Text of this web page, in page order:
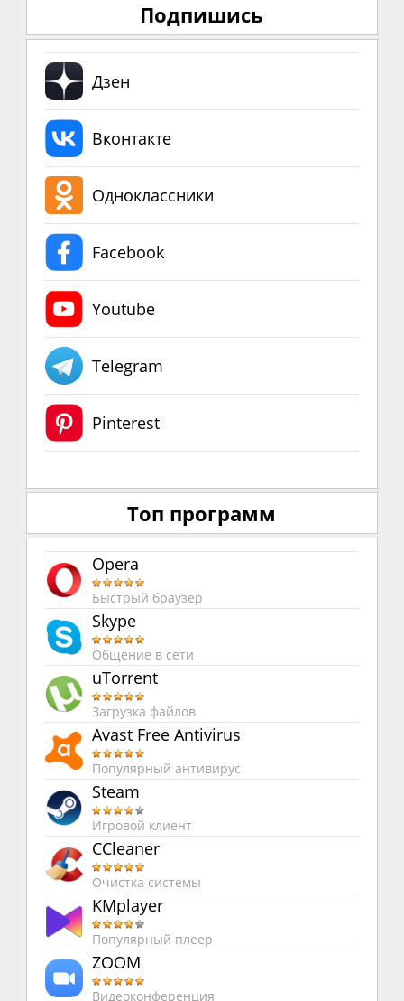
Подпишись
Дзен
Вконтакте
Одноклассники
Facebook
Youtube
Telegram
Pinterest
Топ программ
Opera
Быстрый браузер
Skype
Общение в сети
uTorrent
Загрузка файлов
Avast Free Antivirus
Популярный антивирус
Steam
Игровой клиент
CCleaner
Очистка системы
KMplayer
Популярный плеер
ZOOM
Видеоконференция